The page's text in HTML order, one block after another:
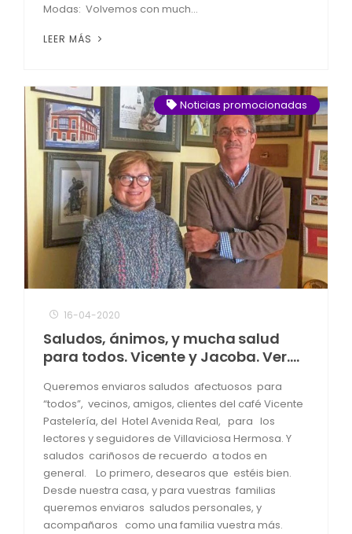
Modas: Volvemos con much...
LEER MÁS
Noticias promocionadas
16-04-2020
Saludos, ánimos, y mucha salud
para todos. Vicente y Jacoba. Ver….
Queremos enviaros saludos afectuosos para
“todos”, vecinos, amigos, clientes del café Vicente
Pastelería, del Hotel Avenida Real, para los
lectores y seguidores de Villaviciosa Hermosa. Y
saludos cariñosos de recuerdo a todos en
general. Lo primero, desearos que estéis bien.
Desde nuestra casa, y para vuestras familias
queremos enviaros saludos personales, y
acompañaros como una familia vuestra más.